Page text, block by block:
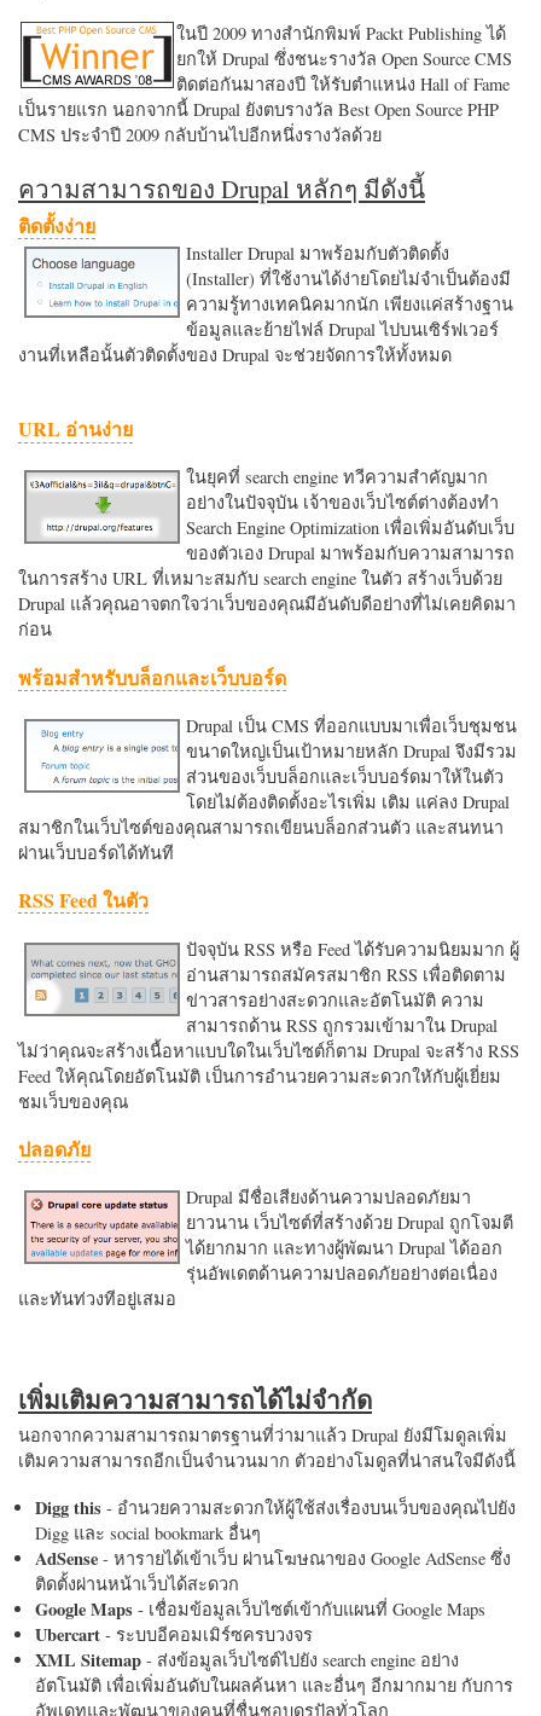
ในปี 2009 ทางสำนักพิมพ์ Packt Publishing ได้
ยกให้ Drupal ซึ่งชนะรางวัล Open Source CMS
ติดต่อกันมาสองปี ให้รับตำแหน่ง Hall of Fame
เป็นรายแรก นอกจากนี้ Drupal ยังตบรางวัล Best Open Source PHP
CMS ประจำปี 2009 กลับบ้านไปอีกหนึ่งรางวัลด้วย
ความสามารถของ Drupal หลักๆ มีดังนี้
ติดตั้งง่าย
Installer Drupal มาพร้อมกับตัวติดตั้ง
(Installer) ที่ใช้งานได้ง่ายโดยไม่จำเป็นต้องมี
ความรู้ทางเทคนิคมากนัก เพียงแค่สร้างฐาน
ข้อมูลและย้ายไฟล์ Drupal ไปบนเซิร์ฟเวอร์
งานที่เหลือนั้นตัวติดตั้งของ Drupal จะช่วยจัดการให้ทั้งหมด
URL อ่านง่าย
ในยุคที่ search engine ทวีความสำคัญมาก
อย่างในปัจจุบัน เจ้าของเว็บไซต์ต่างต้องทำ
Search Engine Optimization เพื่อเพิ่มอันดับเว็บ
ของตัวเอง Drupal มาพร้อมกับความสามารถ
ในการสร้าง URL ที่เหมาะสมกับ search engine ในตัว สร้างเว็บด้วย
Drupal แล้วคุณอาจตกใจว่าเว็บของคุณมีอันดับดีอย่างที่ไม่เคยคิดมา
ก่อน
พร้อมสำหรับบล็อกและเว็บบอร์ด
Drupal เป็น CMS ที่ออกแบบมาเพื่อเว็บชุมชน
ขนาดใหญ่เป็นเป้าหมายหลัก Drupal จึงมีรวม
ส่วนของเว็บบล็อกและเว็บบอร์ดมาให้ในตัว
โดยไม่ต้องติดตั้งอะไรเพิ่ม เติม แค่ลง Drupal
สมาชิกในเว็บไซต์ของคุณสามารถเขียนบล็อกส่วนตัว และสนทนา
ผ่านเว็บบอร์ดได้ทันที
RSS Feed ในตัว
ปัจจุบัน RSS หรือ Feed ได้รับความนิยมมาก ผู้
อ่านสามารถสมัครสมาชิก RSS เพื่อติดตาม
ข่าวสารอย่างสะดวกและอัตโนมัติ ความ
สามารถด้าน RSS ถูกรวมเข้ามาใน Drupal
ไม่ว่าคุณจะสร้างเนื้อหาแบบใดในเว็บไซต์ก็ตาม Drupal จะสร้าง RSS
Feed ให้คุณโดยอัตโนมัติ เป็นการอำนวยความสะดวกใหักับผู้เยี่ยม
ชมเว็บของคุณ
ปลอดภัย
Drupal มีชื่อเสียงด้านความปลอดภัยมา
ยาวนาน เว็บไซต์ที่สร้างด้วย Drupal ถูกโจมตี
ได้ยากมาก และทางผู้พัฒนา Drupal ได้ออก
รุ่นอัพเดตด้านความปลอดภัยอย่างต่อเนื่อง
และทันท่วงทีอยู่เสมอ
เพิ่มเติมความสามารถได้ไม่จำกัด
นอกจากความสามารถมาตรฐานที่ว่ามาแล้ว Drupal ยังมีโมดูลเพิ่ม
เติมความสามารถอีกเป็นจำนวนมาก ตัวอย่างโมดูลที่น่าสนใจมีดังนี้
Digg this - อำนวยความสะดวกให้ผู้ใช้ส่งเรื่องบนเว็บของคุณไปยัง
Digg และ social bookmark อื่นๆ
AdSense - หารายได้เข้าเว็บ ผ่านโฆษณาของ Google AdSense ซึ่ง
ติดตั้งผ่านหน้าเว็บได้สะดวก
Google Maps - เชื่อมข้อมูลเว็บไซต์เข้ากับแผนที่ Google Maps
Ubercart - ระบบอีคอมเมิร์ซครบวงจร
XML Sitemap - ส่งข้อมูลเว็บไซต์ไปยัง search engine อย่าง
อัตโนมัติ เพื่อเพิ่มอันดับในผลค้นหา และอื่นๆ อีกมากมาย กับการ
อัพเดทและพัฒนาของคนที่ชื่นชอบดรูปัลทั่วโลก